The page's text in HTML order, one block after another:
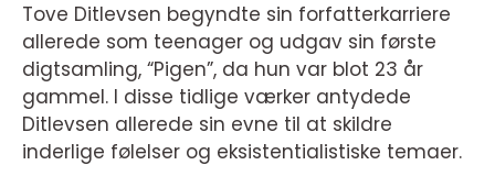
Tove Ditlevsen begyndte sin forfatterkarriere
allerede som teenager og udgav sin første
digtsamling, “Pigen”, da hun var blot 23 år
gammel. I disse tidlige værker antydede
Ditlevsen allerede sin evne til at skildre
inderlige følelser og eksistentialistiske temaer.